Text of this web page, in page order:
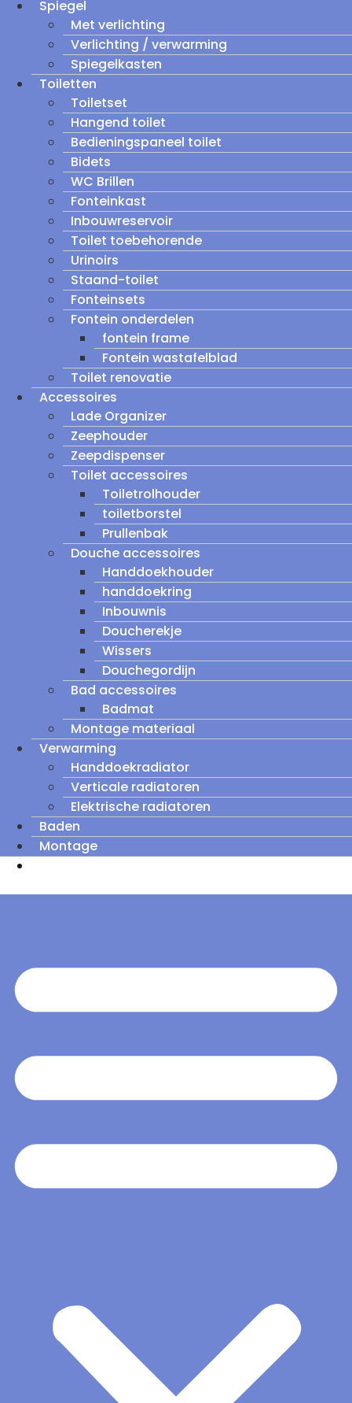
Spiegel
Met verlichting
Verlichting / verwarming
Spiegelkasten
Toiletten
Toiletset
Hangend toilet
Bedieningspaneel toilet
Bidets
WC Brillen
Fonteinkast
Inbouwreservoir
Toilet toebehorende
Urinoirs
Staand-toilet
Fonteinsets
Fontein onderdelen
fontein frame
Fontein wastafelblad
Toilet renovatie
Accessoires
Lade Organizer
Zeephouder
Zeepdispenser
Toilet accessoires
Toiletrolhouder
toiletborstel
Prullenbak
Douche accessoires
Handdoekhouder
handdoekring
Inbouwnis
Doucherekje
Wissers
Douchegordijn
Bad accessoires
Badmat
Montage materiaal
Verwarming
Handdoekradiator
Verticale radiatoren
Elektrische radiatoren
Baden
Montage